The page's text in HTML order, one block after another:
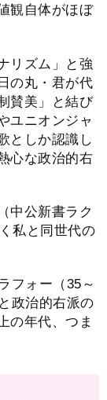
観自体がほぼ
リズム」と強
の丸・君が代
賛美」と結び
ユニオンジャ
としか認識し
心な政治的右
中公新書ラク
私と同世代の
フォー（35～
政治的右派の
の年代、つま